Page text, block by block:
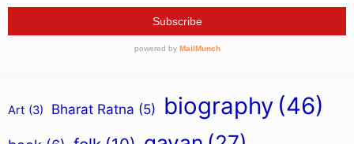
Art (3) Bharat Ratna (5) biography (46)